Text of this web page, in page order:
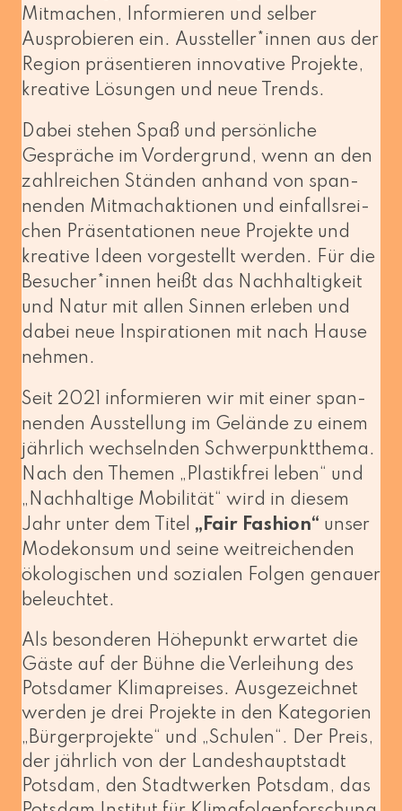
Mitmachen, Informieren und sel­ber
Ausprobieren ein. Aussteller*innen aus der
Region prä­sen­tie­ren inno­va­ti­ve Projekte,
krea­ti­ve Lösungen und neue Trends.
Dabei ste­hen Spaß und per­sön­li­che
Gespräche im Vordergrund, wenn an den
zahl­rei­chen Ständen anhand von span­
nen­den Mitmachaktionen und ein­falls­rei­
chen Präsentationen neue Projekte und
krea­ti­ve Ideen vor­ge­stellt wer­den. Für die
Besucher*innen heißt das Nachhaltigkeit
und Natur mit allen Sinnen erle­ben und
dabei neue Inspirationen mit nach Hause
nehmen.
Seit 2021 infor­mie­ren wir mit einer span­
nen­den Ausstellung im Gelände zu einem
jähr­lich wech­seln­den Schwerpunktthema.
Nach den Themen „Plastikfrei leben“ und
„Nachhaltige Mobilität“ wird in die­sem
Jahr unter dem Titel „Fair Fashion“ unser
Modekonsum und sei­ne weit­rei­chen­den
öko­lo­gi­schen und sozia­len Folgen genau­er
beleuchtet.
Als beson­de­ren Höhepunkt erwar­tet die
Gäste auf der Bühne die Verleihung des
Potsdamer Klimapreises. Ausgezeichnet
wer­den je drei Projekte in den Kategorien
„Bürgerprojekte“ und „Schulen“. Der Preis,
der jähr­lich von der Landeshauptstadt
Potsdam, den Stadtwerken Potsdam, das